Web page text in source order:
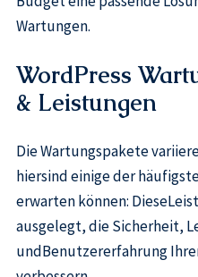
Wartungen.
WordPress
& Leistungen
Die Wartungspakete
hiersind einige der
erwarten können:
ausgelegt, die Sicherheit,
undBenutzererfahrung